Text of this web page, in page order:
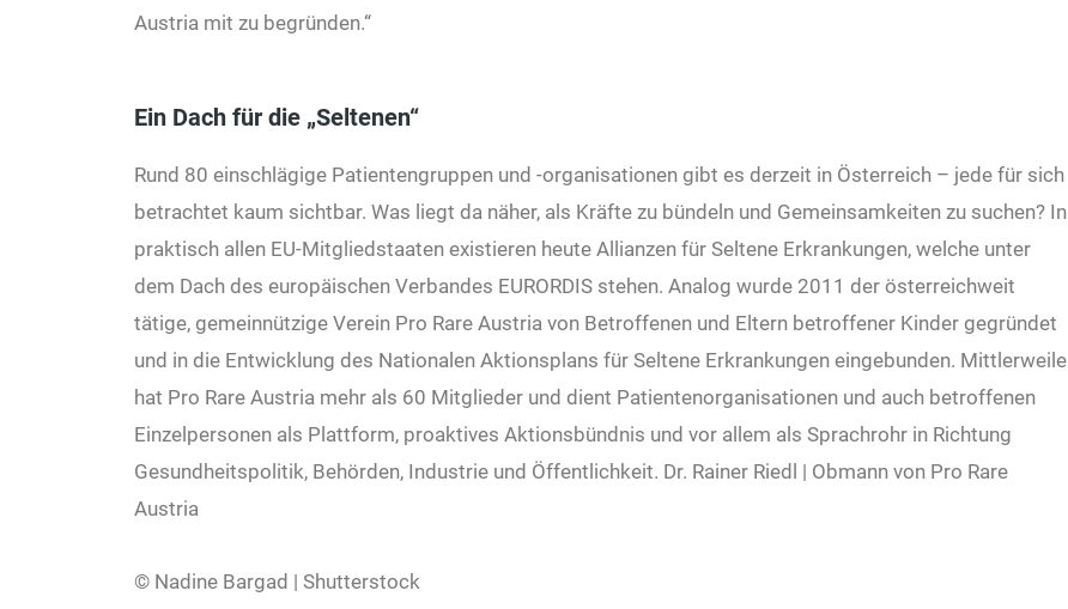
Austria mit zu begründen.“
Ein Dach für die „Seltenen“
Rund 80 einschlägige Patientengruppen und -organisationen gibt es derzeit in Österreich – jede für sich
betrachtet kaum sichtbar. Was liegt da näher, als Kräfte zu bündeln und Gemeinsamkeiten zu suchen? In
praktisch allen EU-Mitgliedstaaten existieren heute Allianzen für Seltene Erkrankungen, welche unter
dem Dach des europäischen Verbandes EURORDIS stehen. Analog wurde 2011 der österreichweit
tätige, gemeinnützige Verein Pro Rare Austria von Betroffenen und Eltern betroffener Kinder gegründet
und in die Entwicklung des Nationalen Aktionsplans für Seltene Erkrankungen eingebunden. Mittlerweile
hat Pro Rare Austria mehr als 60 Mitglieder und dient Patientenorganisationen und auch betroffenen
Einzelpersonen als Plattform, proaktives Aktionsbündnis und vor allem als Sprachrohr in Richtung
Gesundheitspolitik, Behörden, Industrie und Öffentlichkeit. Dr. Rainer Riedl | Obmann von Pro Rare
Austria
© Nadine Bargad | Shutterstock